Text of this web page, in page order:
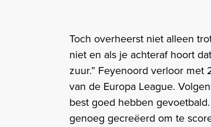
Toch overheerst niet alleen
niet en als je achteraf hoort
zuur.” Feyenoord verloor met
van de Europa League.
best goed hebben
genoeg gecreëerd om te